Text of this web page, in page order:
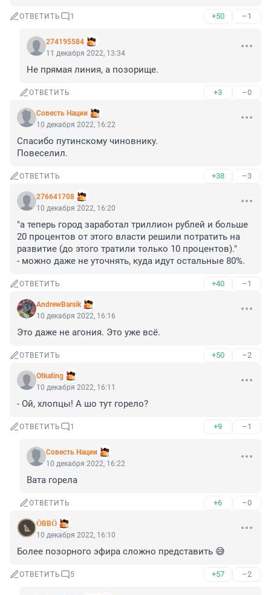
ОТВЕТИТЬ 1 +50 –1
274195584
11 декабря 2022, 13:34
Не прямая линия, а позорище.
ОТВЕТИТЬ +3 –0
Совесть Нации
10 декабря 2022, 16:22
Спасибо путинскому чиновнику.
Повеселил.
ОТВЕТИТЬ +38 –3
276641708
10 декабря 2022, 16:20
"а теперь город заработал триллион рублей и больше
20 процентов от этого власти решили потратить на
развитие (до этого тратили только 10 процентов)."
- можно даже не уточнять, куда идут остальные 80%.
ОТВЕТИТЬ +40 –1
AndrewBarsik
10 декабря 2022, 16:16
Это даже не агония. Это уже всё.
ОТВЕТИТЬ +50 –2
Otkating
10 декабря 2022, 16:11
- Ой, хлопцы! А шо тут горело?
ОТВЕТИТЬ 1 +9 –1
Совесть Нации
10 декабря 2022, 16:22
Вата горела
ОТВЕТИТЬ +6 –0
ӦВВӦ
10 декабря 2022, 16:10
Более позорного эфира сложно представить 😅
ОТВЕТИТЬ 5 +57 –2